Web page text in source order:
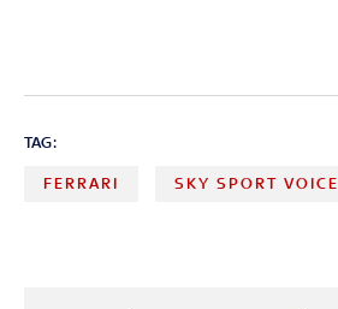
TAG:
FERRARI SKY SPORT VOICE